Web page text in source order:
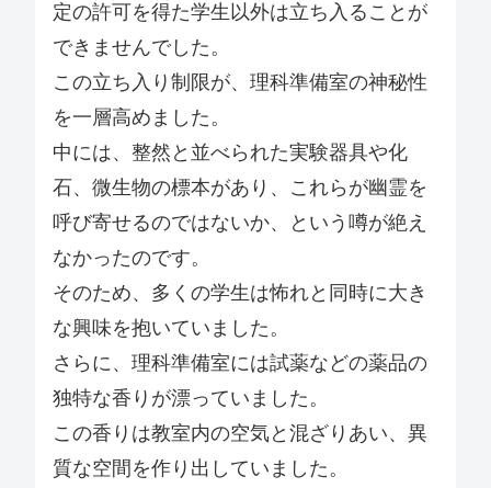
定の許可を得た学生以外は立ち入ることが
できませんでした。
この立ち入り制限が、理科準備室の神秘性
を一層高めました。
中には、整然と並べられた実験器具や化
石、微生物の標本があり、これらが幽霊を
呼び寄せるのではないか、という噂が絶え
なかったのです。
そのため、多くの学生は怖れと同時に大き
な興味を抱いていました。
さらに、理科準備室には試薬などの薬品の
独特な香りが漂っていました。
この香りは教室内の空気と混ざりあい、異
質な空間を作り出していました。